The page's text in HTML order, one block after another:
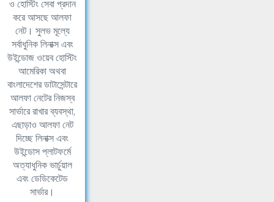
ও হোস্টিং সেবা প্রদান
করে আসছে আলফা
নেট। সুলভ মূল্যে
সর্বাধুনিক লিনাক্স এবং
উইন্ডোজ ওয়েব হোস্টিং
আমেরিকা অথবা
বাংলাদেশের ডাটাসেন্টারে
আলফা নেটের নিজস্ব
সার্ভারে রাখার ব্যবস্থা,
এছাড়াও আলফা নেট
দিচ্ছে লিনাক্স এবং
উইন্ডোস প্লাটফর্মে
অত্যাধুনিক ভার্চুয়াল
এবং ডেডিকেটেড
সার্ভার।